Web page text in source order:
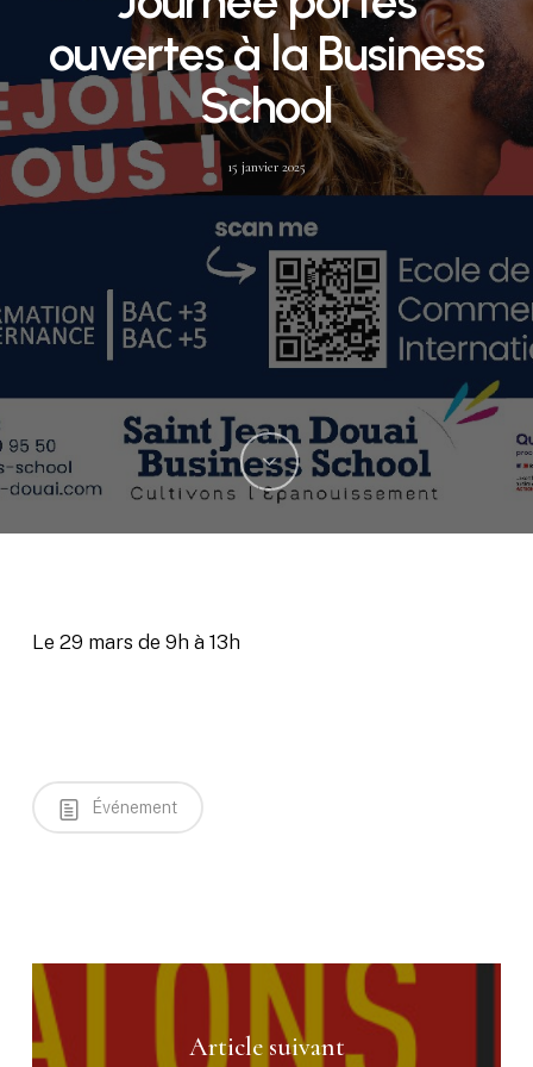
ouvertes à la Business
School
15 janvier 2025
Le 29 mars de 9h à 13h
Événement
Article suivant